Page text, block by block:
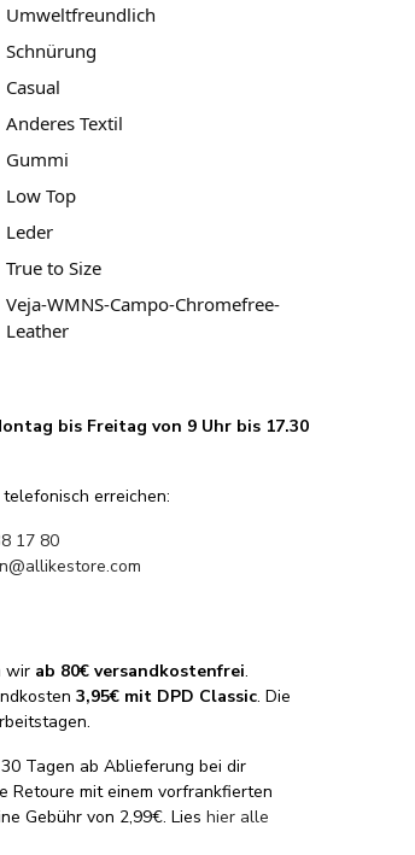
Umweltfreundlich
Schnürung
Casual
Anderes Textil
Gummi
Low Top
Leder
True to Size
Veja-WMNS-Campo-Chromefree-
Leather
bis Freitag von 9 Uhr bis 17.30
erreichen:
17 80
wir ab 80€ versandkostenfrei.
3,95€ mit DPD Classic. Die
Tagen ab Ablieferung bei dir
Retoure mit einem vorfrankfierten
Gebühr von 2,99€. Lieshier alle